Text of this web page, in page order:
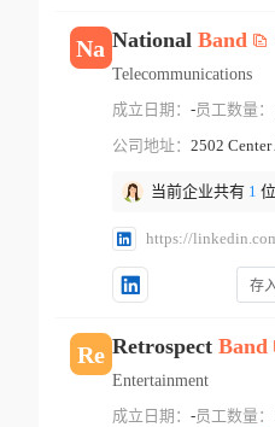
Na National Band
Telecommunications
成立日期： -员工数量：
公司地址： 2502 Center
当前企业共有 1
https://
存
Re Retrospect Band
Entertainment
成立日期： -员工数量：